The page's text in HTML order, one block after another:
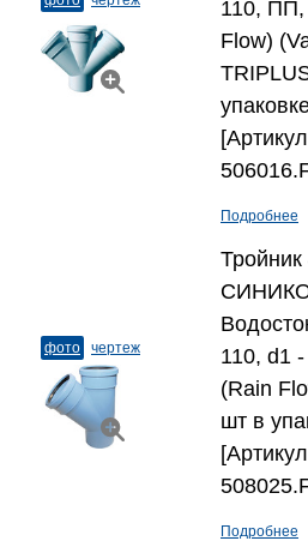
110, ПП,
Flow)
Подробнее
фото чертеж
Тройник
110, d1
(Rain
шт в
Подробнее